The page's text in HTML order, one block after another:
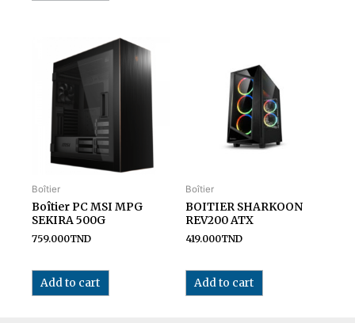
Boîtier
Boîtier PC MSI MPG
SEKIRA 500G
759.000TND
Add to cart
Boîtier
BOITIER SHARKOON
REV200 ATX
419.000TND
Add to cart